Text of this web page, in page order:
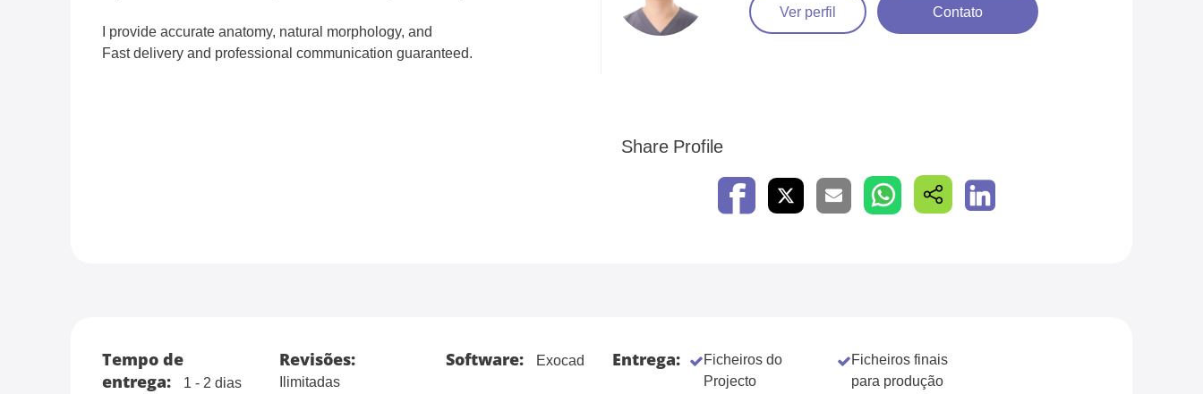
I provide accurate anatomy, natural morphology, and
Fast delivery and professional communication guaranteed.
Ver perfil Contato
Share Profile
Tempo de
entrega:
1 - 2 dias
Revisões:
Ilimitadas
Software: Exocad Entrega:
Ficheiros do
Projecto
Ficheiros finais
para produção